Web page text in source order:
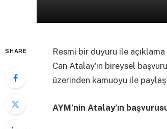
SHARE
Resmi bir duyuru ile
Can Atalay’ın bireysel
üzerinden kamuoyu ile
AYM’nin Atalay’ın